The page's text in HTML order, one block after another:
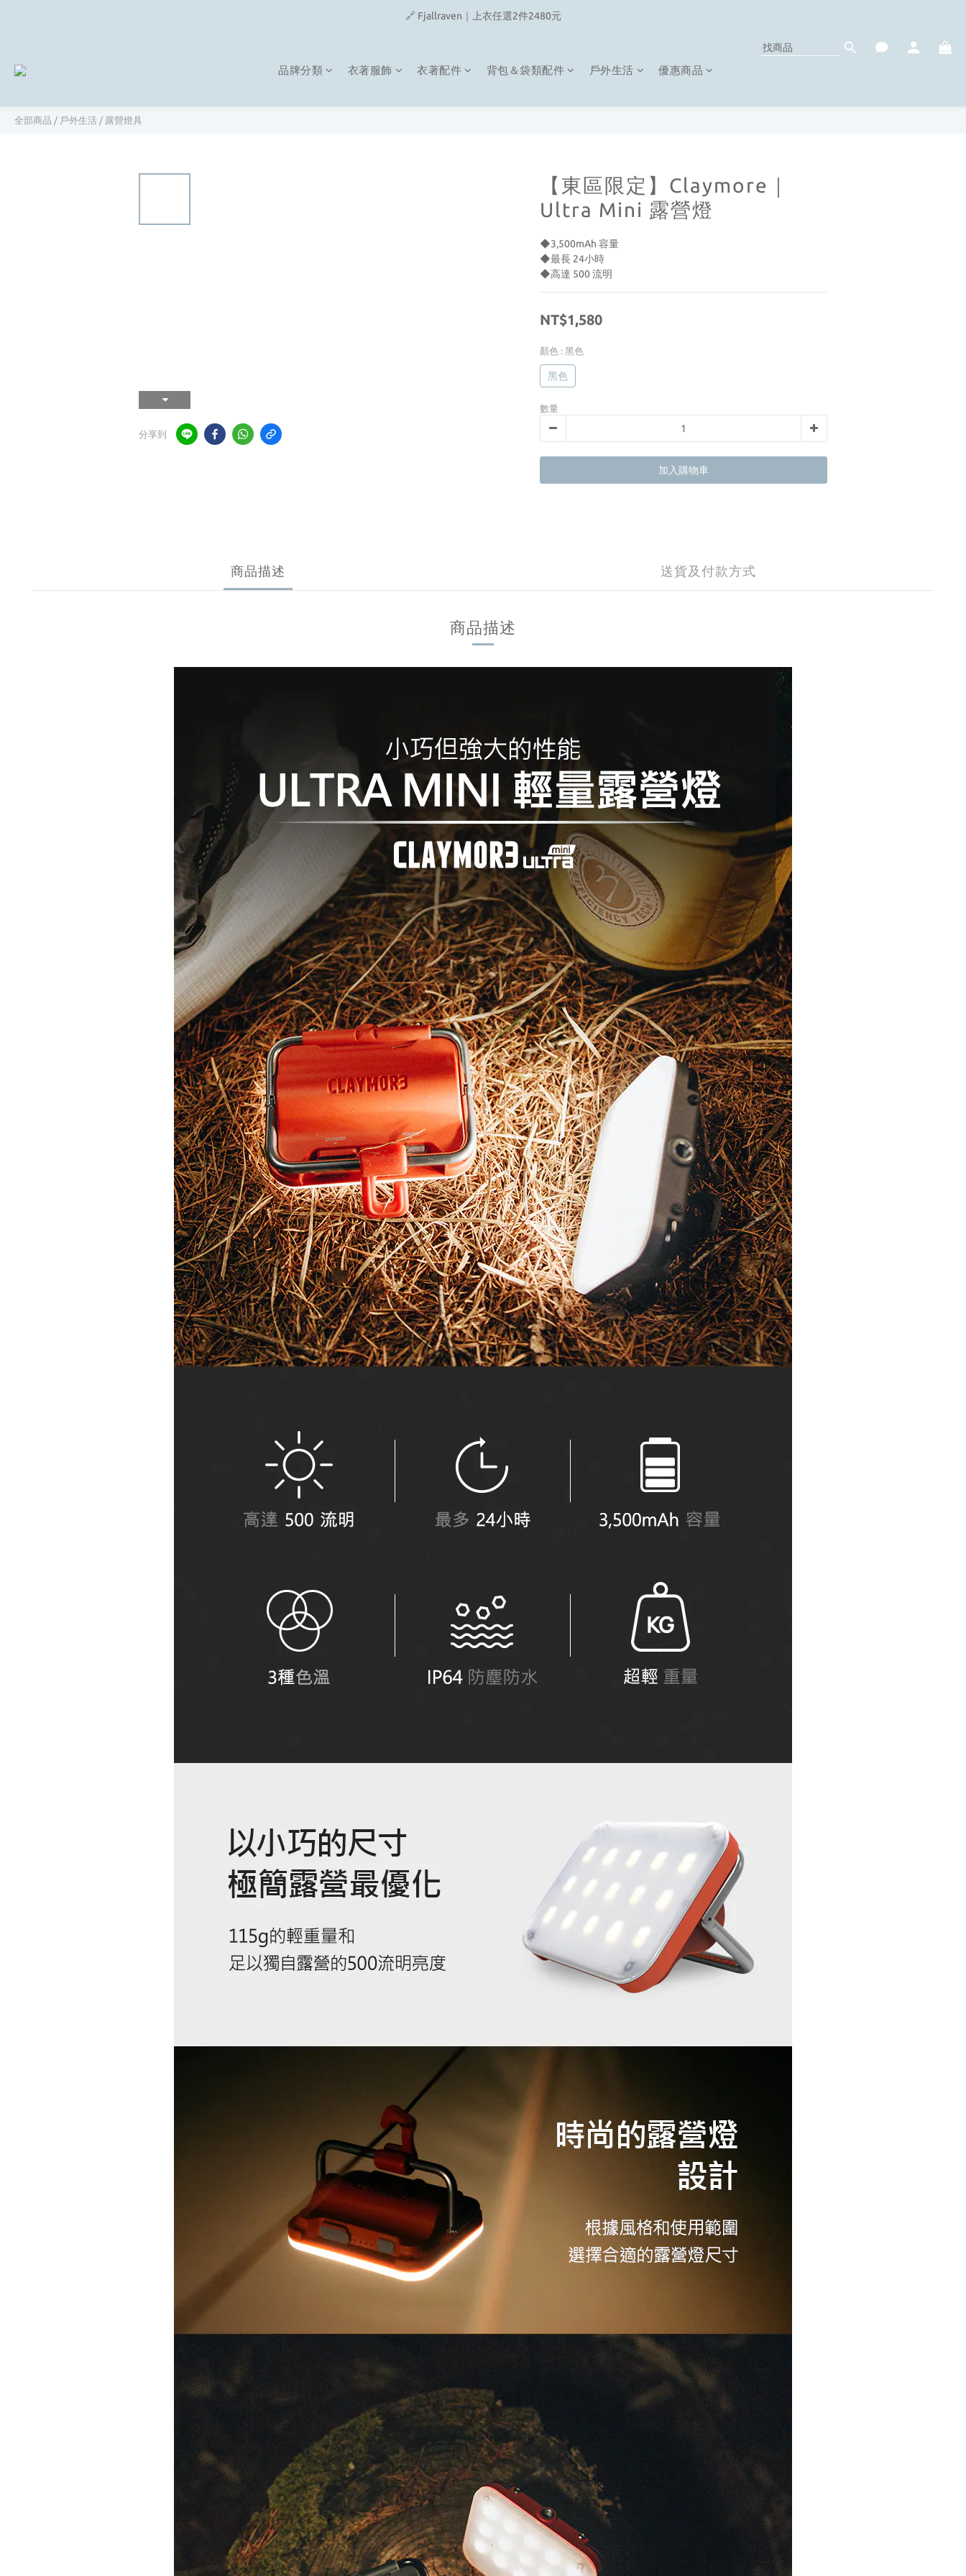
🔗 Snow Peak｜歡慶父親節滿4500即贈品牌方巾
🎉On/HOKA 新品陸續上架
品牌分類 衣著服飾 衣著配件 背包＆袋類配件 戶外生活 優惠商品
全部商品 / 戶外生活 / 露營燈具
分享到
【東區限定】Claymore｜
Ultra Mini 露營燈
◆3,500mAh 容量
◆最長 24小時
◆高達 500 流明
NT$1,580
顏色 : 黑色
黑色
數量
加入購物車
商品描述 送貨及付款方式
商品描述